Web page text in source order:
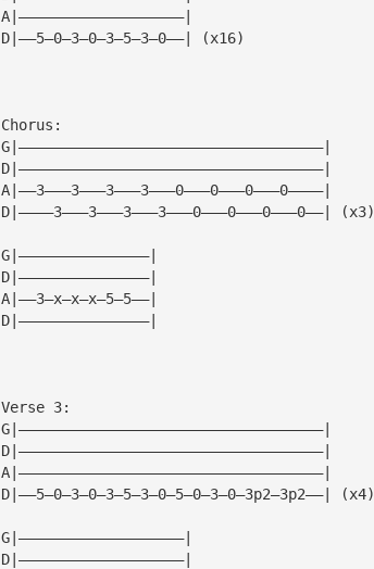
A|———————————————————|
D|——5—0—3—0—3—5—3—0——| (x16)
Chorus:
G|———————————————————————————————————|
D|———————————————————————————————————|
A|——3———3———3———3———0———0———0———0————|
D|————3———3———3———3———0———0———0———0——| (x3)
G|———————————————|
D|———————————————|
A|——3—x—x—x—5—5——|
D|———————————————|
Verse 3:
G|———————————————————————————————————|
D|———————————————————————————————————|
A|———————————————————————————————————|
D|——5—0—3—0—3—5—3—0—5—0—3—0—3p2—3p2——| (x4)
G|———————————————————|
D|———————————————————|